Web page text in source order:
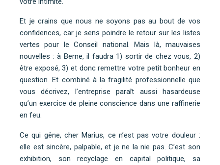
Et je crains que nous ne soyons pas au bout de vos
confidences, car je sens poindre le retour sur les listes
vertes pour le Conseil national. Mais là, mauvaises
nouvelles : à Berne, il faudra 1) sortir de chez vous, 2)
être exposé, 3) et donc remettre votre petit bonheur en
question. Et combiné à la fragilité professionnelle que
vous décrivez, l’entreprise paraît aussi hasardeuse
qu’un exercice de pleine conscience dans une raffinerie
en feu.
Ce qui gêne, cher Marius, ce n’est pas votre douleur :
elle est sincère, palpable, et je ne la nie pas. C’est son
exhibition, son recyclage en capital politique, sa